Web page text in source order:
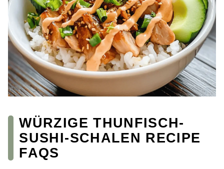
WÜRZIGE THUNFISCH-
SUSHI-SCHALEN RECIPE
FAQS